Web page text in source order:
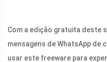
Com a edição gratuita deste
mensagens de WhatsApp de
usar este freeware para